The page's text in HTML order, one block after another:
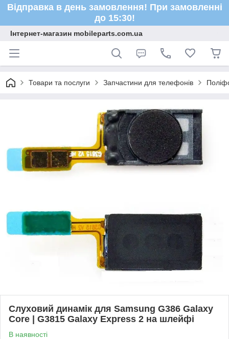
Відправка в день замовлення! При замовленні
до 15:30!
Інтернет-магазин mobileparts.com.ua
Товари та послуги Запчастини для телефонів
Слуховий динамік для Samsung G386 Galaxy
Core | G3815 Galaxy Express 2 на шлейфі
В наявності